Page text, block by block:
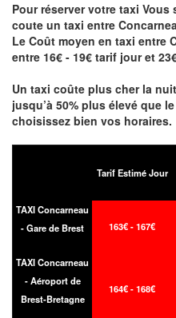
Pour réserver votre taxi
coute un taxi entre
Le Coût moyen en taxi entre
entre 16€ - 19€ tarif jour et
Un taxi coûte plus cher la
jusqu’à 50% plus élevé que
choisissez bien vos horaires.
Tarif Estimé Jour
TAXI Concarneau
- Gare de Brest
163€ - 167€
TAXI Concarneau
- Aéroport de
Brest-Bretagne
164€ - 168€